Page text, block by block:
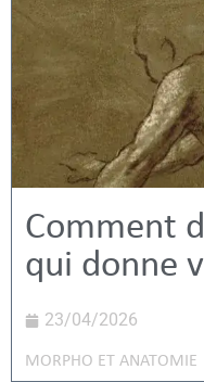
Comment
qui donne
23/04/2026
MORPHO ET ANATOMIE